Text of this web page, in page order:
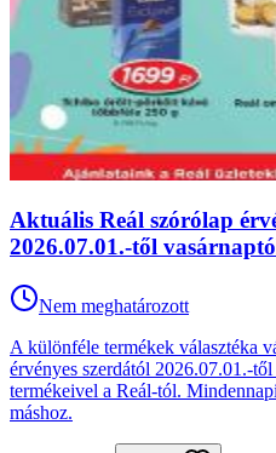
Aktuális Reál szórólap
2026.07.01.-től
Nem meghatározott
A különféle termékek választéka
érvényes szerdától 2026.07.01.-
termékeivel a Reál-tól.
máshoz.